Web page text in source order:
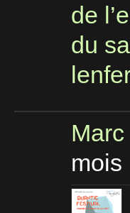
de
du
Marc
mois